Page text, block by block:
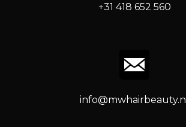
+31 418 652 560
info@mwhairbeauty.nl